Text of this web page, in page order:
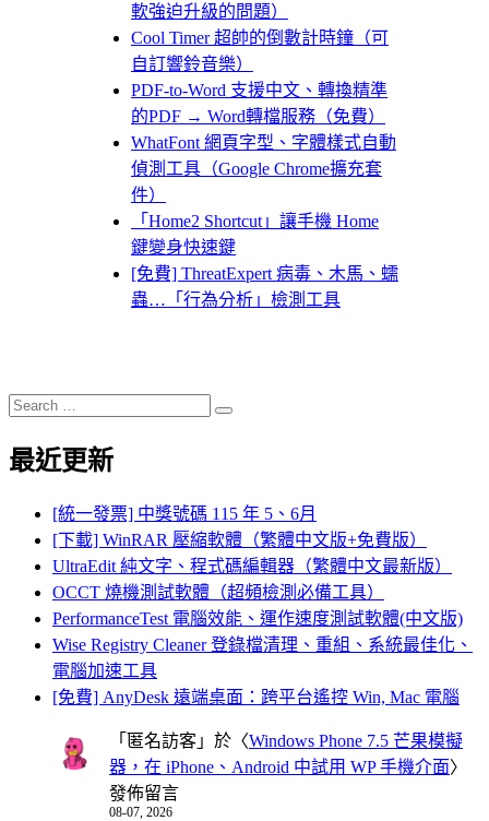
軟強迫升級的問題）
Cool Timer 超帥的倒數計時鐘（可
自訂響鈴音樂）
PDF-to-Word 支援中文、轉換精準
的PDF → Word轉檔服務（免費）
WhatFont 網頁字型、字體樣式自動
偵測工具（Google Chrome擴充套
件）
「Home2 Shortcut」讓手機 Home
鍵變身快速鍵
[免費] ThreatExpert 病毒、木馬、蠕
蟲…「行為分析」檢測工具
Search
for:
Search
最近更新
[統一發票] 中獎號碼 115 年 5、6月
[下載] WinRAR 壓縮軟體（繁體中文版+免費版）
UltraEdit 純文字、程式碼編輯器（繁體中文最新版）
OCCT 燒機測試軟體（超頻檢測必備工具）
PerformanceTest 電腦效能、運作速度測試軟體(中文版)
Wise Registry Cleaner 登錄檔清理、重組、系統最佳化、
電腦加速工具
[免費] AnyDesk 遠端桌面：跨平台遙控 Win, Mac 電腦
「 匿名訪客 」於〈Windows Phone 7.5 芒果模擬
器，在 iPhone、Android 中試用 WP 手機介面〉
發佈留言
08-07, 2026